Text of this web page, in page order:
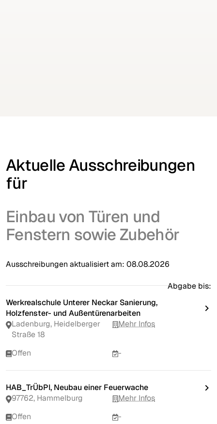
Aktuelle Ausschreibungen
für
Einbau von Türen und
Fenstern sowie Zubehör
Ausschreibungen aktualisiert am: 08.08.2026
Abgabe bis:
Werkrealschule Unterer Neckar Sanierung,
Holzfenster- und Außentürenarbeiten
Ladenburg, Heidelberger
Straße 18
Mehr Infos
Offen -
HAB_TrÜbPl, Neubau einer Feuerwache
97762, Hammelburg
Mehr Infos
Offen
-